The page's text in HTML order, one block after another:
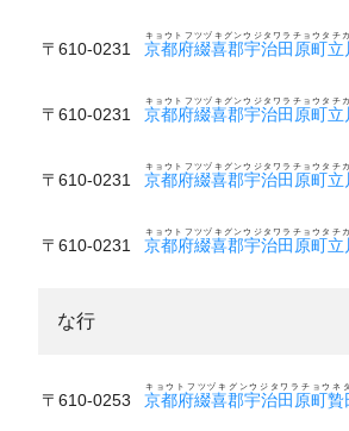
〒610-0231 京都府綴喜郡宇治田原町立
キョウトフツヅキグンウジタワラチョウタチ
〒610-0231 京都府綴喜郡宇治田原町立
キョウトフツヅキグンウジタワラチョウタチ
〒610-0231 京都府綴喜郡宇治田原町立
キョウトフツヅキグンウジタワラチョウタチ
〒610-0231 京都府綴喜郡宇治田原町立
キョウトフツヅキグンウジタワラチョウタチ
な行
〒610-0253 京都府綴喜郡宇治田原町贄
キョウトフツヅキグンウジタワラチョウネ